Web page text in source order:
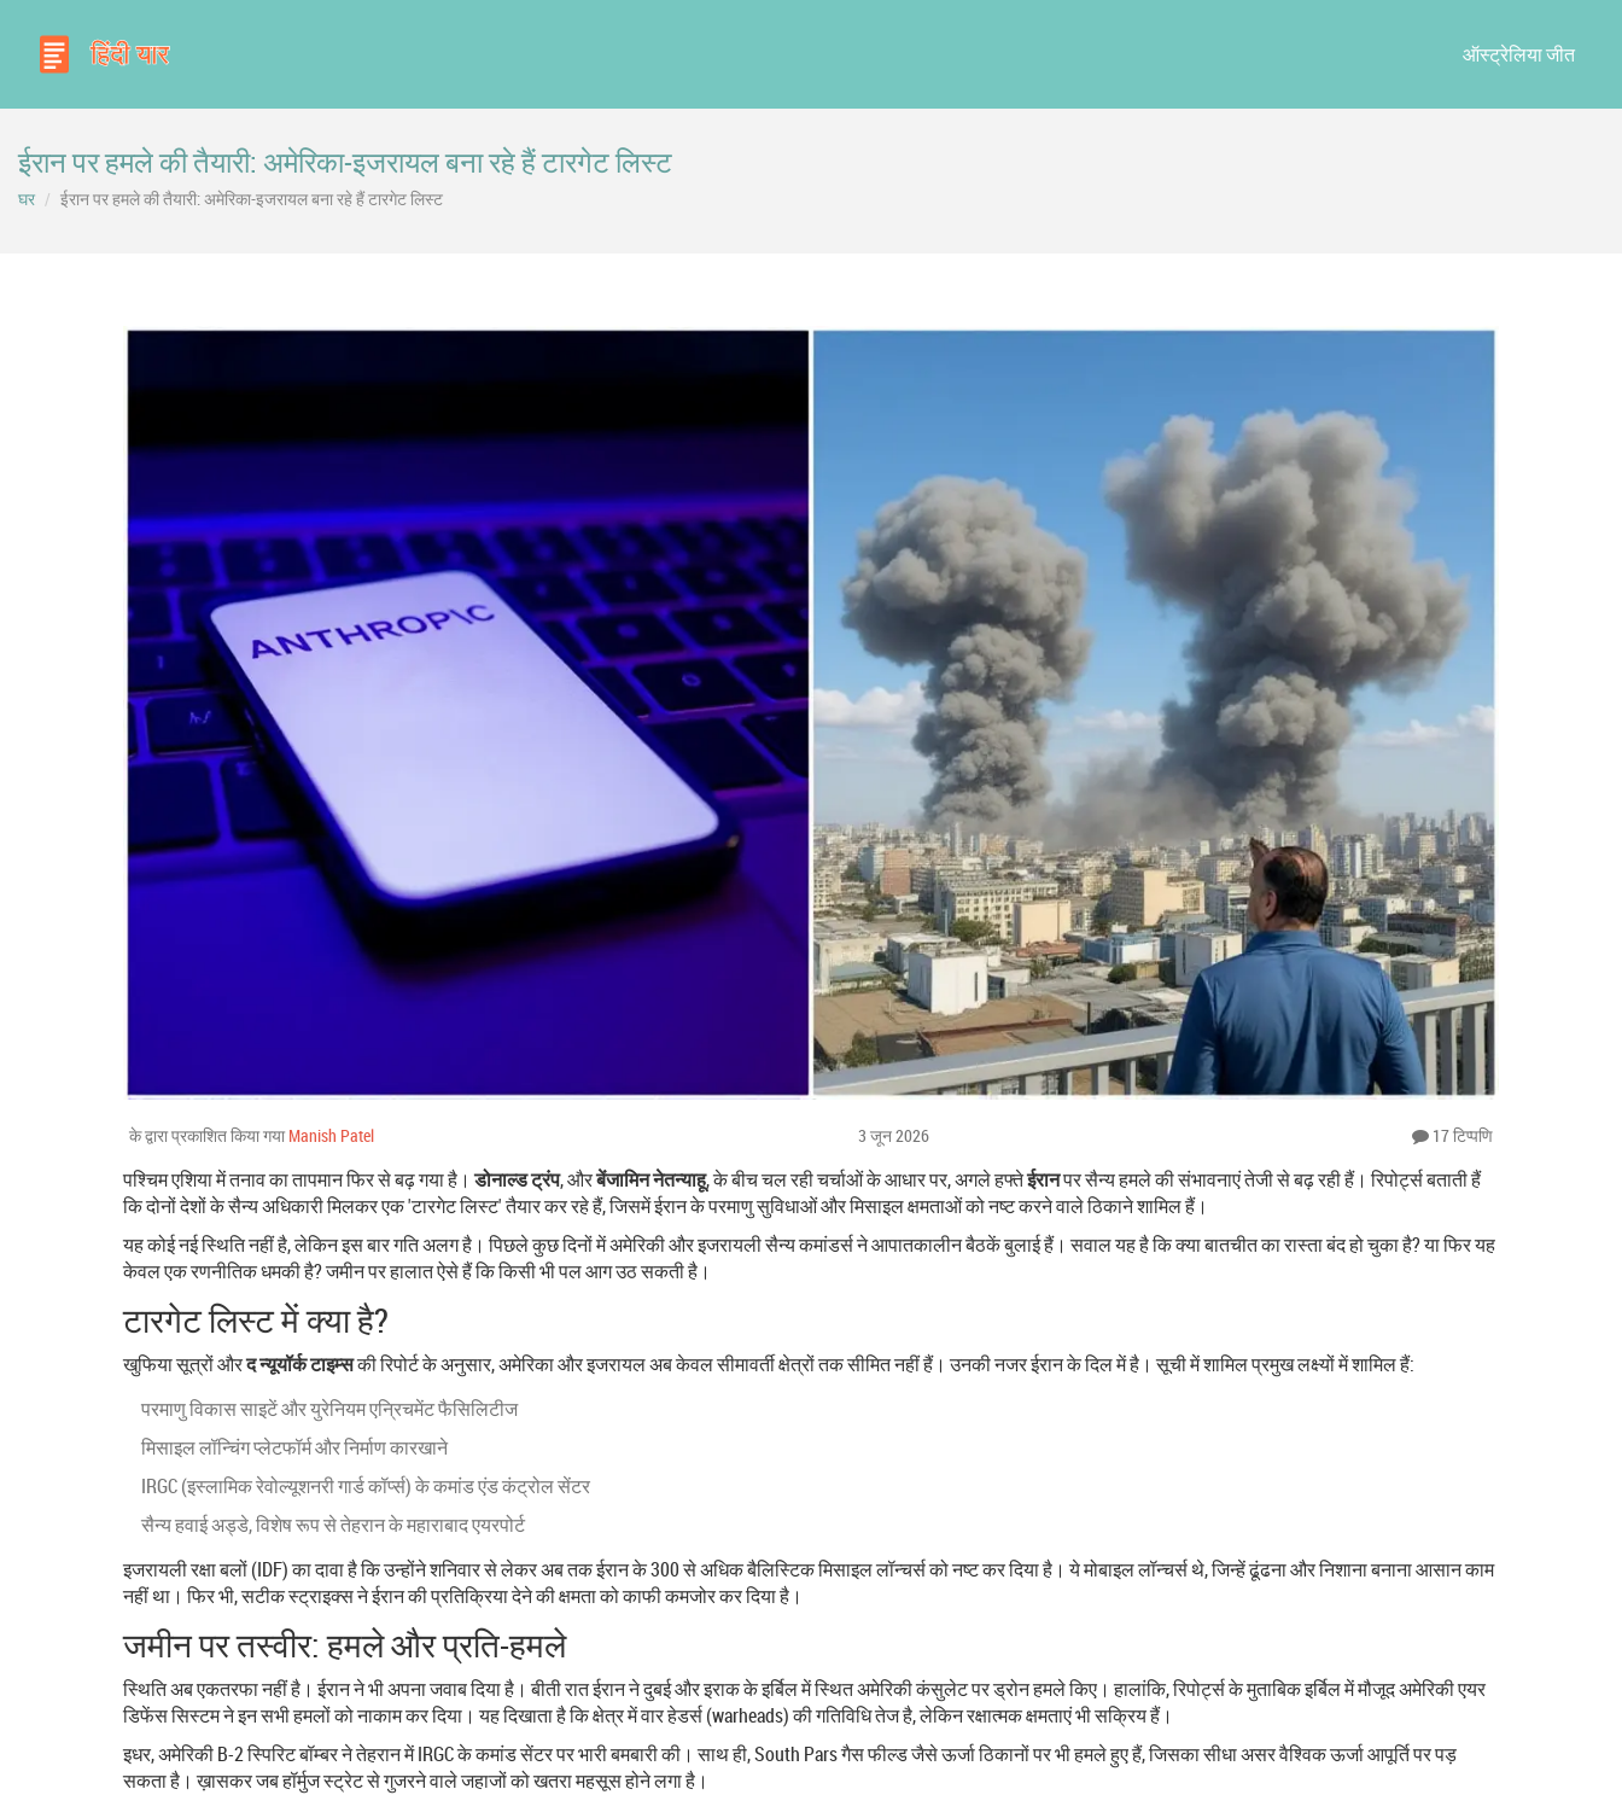
ऑस्ट्रेलिया जीत
ईरान पर हमले की तैयारी: अमेरिका-इजरायल बना रहे हैं टारगेट लिस्ट
घर ईरान पर हमले की तैयारी: अमेरिका-इजरायल बना रहे हैं टारगेट लिस्ट
के द्वारा प्रकाशित किया गया Manish Patel 3 जून 2026 17 टिप्पणि
पश्चिम एशिया में तनाव का तापमान फिर से बढ़ गया है।डोनाल्ड ट्रंप,औरबेंजामिन नेतन्याहू,के बीच चल रही चर्चाओं के आधार पर, अगले हफ्तेईरानपर सैन्य हमले की संभावनाएं तेजी से बढ़ रही हैं। रिपोर्ट्स बताती हैं
कि दोनों देशों के सैन्य अधिकारी मिलकर एक 'टारगेट लिस्ट' तैयार कर रहे हैं, जिसमें ईरान के परमाणु सुविधाओं और मिसाइल क्षमताओं को नष्ट करने वाले ठिकाने शामिल हैं।
यह कोई नई स्थिति नहीं है, लेकिन इस बार गति अलग है। पिछले कुछ दिनों में अमेरिकी और इजरायली सैन्य कमांडर्स ने आपातकालीन बैठकें बुलाई हैं। सवाल यह है कि क्या बातचीत का रास्ता बंद हो चुका है? या फिर यह
केवल एक रणनीतिक धमकी है? जमीन पर हालात ऐसे हैं कि किसी भी पल आग उठ सकती है।
टारगेट लिस्ट में क्या है?
खुफिया सूत्रों औरद न्यूयॉर्क टाइम्सकी रिपोर्ट के अनुसार, अमेरिका और इजरायल अब केवल सीमावर्ती क्षेत्रों तक सीमित नहीं हैं। उनकी नजर ईरान के दिल में है। सूची में शामिल प्रमुख लक्ष्यों में शामिल हैं:
परमाणु विकास साइटें और युरेनियम एन्रिचमेंट फैसिलिटीज
मिसाइल लॉन्चिंग प्लेटफॉर्म और निर्माण कारखाने
IRGC (इस्लामिक रेवोल्यूशनरी गार्ड कॉर्प्स) के कमांड एंड कंट्रोल सेंटर
सैन्य हवाई अड्डे, विशेष रूप से तेहरान के महाराबाद एयरपोर्ट
इजरायली रक्षा बलों (IDF) का दावा है कि उन्होंने शनिवार से लेकर अब तक ईरान के 300 से अधिक बैलिस्टिक मिसाइल लॉन्चर्स को नष्ट कर दिया है। ये मोबाइल लॉन्चर्स थे, जिन्हें ढूंढना और निशाना बनाना आसान काम
नहीं था। फिर भी, सटीक स्ट्राइक्स ने ईरान की प्रतिक्रिया देने की क्षमता को काफी कमजोर कर दिया है।
जमीन पर तस्वीर: हमले और प्रति-हमले
स्थिति अब एकतरफा नहीं है। ईरान ने भी अपना जवाब दिया है। बीती रात ईरान ने दुबई और इराक के इर्बिल में स्थित अमेरिकी कंसुलेट पर ड्रोन हमले किए। हालांकि, रिपोर्ट्स के मुताबिक इर्बिल में मौजूद अमेरिकी एयर
डिफेंस सिस्टम ने इन सभी हमलों को नाकाम कर दिया। यह दिखाता है कि क्षेत्र में वार हेडर्स (warheads) की गतिविधि तेज है, लेकिन रक्षात्मक क्षमताएं भी सक्रिय हैं।
इधर, अमेरिकी B-2 स्पिरिट बॉम्बर ने तेहरान में IRGC के कमांड सेंटर पर भारी बमबारी की। साथ ही, South Pars गैस फील्ड जैसे ऊर्जा ठिकानों पर भी हमले हुए हैं, जिसका सीधा असर वैश्विक ऊर्जा आपूर्ति पर पड़
सकता है। ख़ासकर जब हॉर्मुज स्ट्रेट से गुजरने वाले जहाजों को खतरा महसूस होने लगा है।